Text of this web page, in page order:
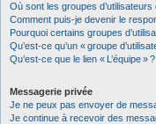
Où sont les groupes
Comment puis-je devenir le
Pourquoi certains groupes
Qu’est-ce qu’un « groupe
Qu’est-ce que le lien « L’équipe » ?
Messagerie privée
Je ne peux pas envoyer de
Je continue à recevoir des